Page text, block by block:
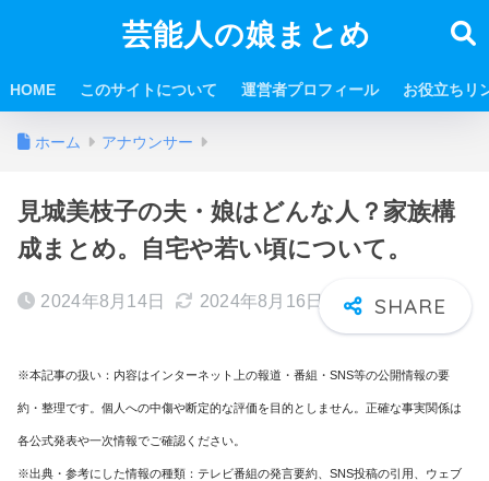
芸能人の娘まとめ
HOME このサイトについて 運営者プロフィール お役立ちリ
ホーム アナウンサー
見城美枝子の夫・娘はどんな人？家族構
成まとめ。自宅や若い頃について。
2024年8月14日 2024年8月16日
※本記事の扱い：内容はインターネット上の報道・番組・SNS等の公開情報の要
約・整理です。個人への中傷や断定的な評価を目的としません。正確な事実関係は
各公式発表や一次情報でご確認ください。
※出典・参考にした情報の種類：テレビ番組の発言要約、SNS投稿の引用、ウェブ